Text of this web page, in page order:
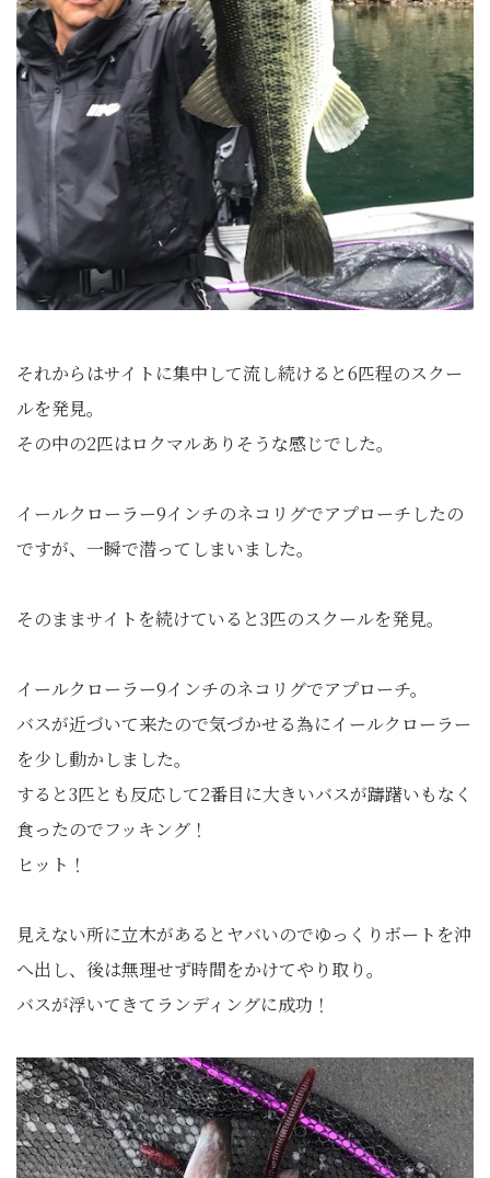
それからはサイトに集中して流し続けると6匹程のスクー
ルを発見。
その中の2匹はロクマルありそうな感じでした。
イールクローラー9インチのネコリグでアプローチしたの
ですが、一瞬で潜ってしまいました。
そのままサイトを続けていると3匹のスクールを発見。
イールクローラー9インチのネコリグでアプローチ。
バスが近づいて来たので気づかせる為にイールクローラー
を少し動かしました。
すると3匹とも反応して2番目に大きいバスが躊躇いもなく
食ったのでフッキング！
ヒット！
見えない所に立木があるとヤバいのでゆっくりボートを沖
へ出し、後は無理せず時間をかけてやり取り。
バスが浮いてきてランディングに成功！